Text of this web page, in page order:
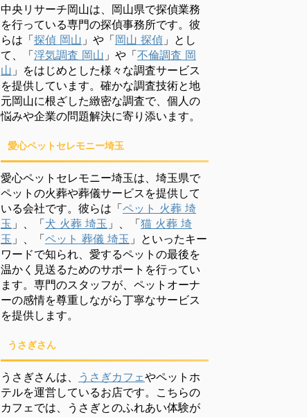
中央リサーチ岡山は、岡山県で探偵業務
を行っている専門の探偵事務所です。彼
らは「探偵 岡山 」や「岡山 探偵 」とし
て、「浮気調査 岡山 」や「不倫調査 岡
山 」をはじめとした様々な調査サービス
を提供しています。確かな調査技術と地
元岡山に根ざした緻密な調査で、個人の
悩みや企業の問題解決に寄り添います。
愛心ペットセレモニー埼玉
愛心ペットセレモニー埼玉は、埼玉県で
ペットの火葬や葬儀サービスを提供して
いる会社です。彼らは「ペット 火葬 埼
玉 」、「犬 火葬 埼玉 」、「猫 火葬 埼
玉 」、「ペット 葬儀 埼玉 」といったキー
ワードで知られ、愛するペットの最後を
温かく見送るためのサポートを行ってい
ます。専門のスタッフが、ペットオーナ
ーの感情を尊重しながら丁寧なサービス
を提供します。
うさぎさん
うさぎさんは、 うさぎカフェやペットホ
テルを運営しているお店です。こちらの
カフェでは、うさぎとのふれあい体験が